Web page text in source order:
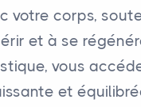
votre corps,
et à se
vous
et